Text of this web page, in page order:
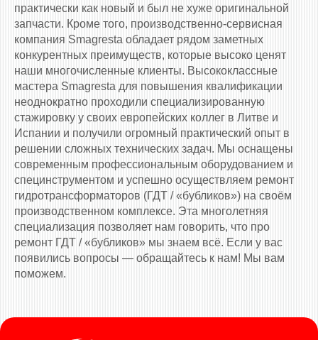
практически как новый и был не хуже оригинальной
запчасти. Кроме того, производственно-сервисная
компания Smagresta обладает рядом заметных
конкурентных преимуществ, которые высоко ценят
наши многочисленные клиенты. Высококлассные
мастера Smagresta для повышения квалификации
неоднократно проходили специализированную
стажировку у своих европейских коллег в Литве и
Испании и получили огромный практический опыт в
решении сложных технических задач. Мы оснащены
современным профессиональным оборудованием и
специнструментом и успешно осуществляем ремонт
гидротрансформаторов (ГДТ / «бубликов») на своём
производственном комплексе. Эта многолетняя
специализация позволяет нам говорить, что про
ремонт ГДТ / «бубликов» мы знаем всё. Если у вас
появились вопросы — обращайтесь к нам! Мы вам
поможем.